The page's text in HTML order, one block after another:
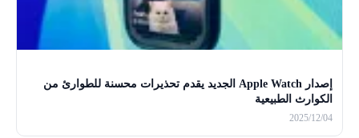
إصدار Apple Watch الجديد يقدم تحذيرات محسنة للطوارئ من
الكوارث الطبيعية
2025/12/04